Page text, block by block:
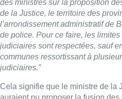
sans concerter les Bruxellois,
régionaux et passerait pour une
ingérence de la Flandre sur la
plus d’autonomie.
V.L.
Lire aussi :